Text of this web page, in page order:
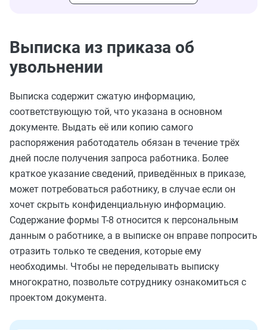
Выписка из приказа об
увольнении
Выписка содержит сжатую информацию,
соответствующую той, что указана в основном
документе. Выдать её или копию самого
распоряжения работодатель обязан в течение трёх
дней после получения запроса работника. Более
краткое указание сведений, приведённых в приказе,
может потребоваться работнику, в случае если он
хочет скрыть конфиденциальную информацию.
Содержание формы Т-8 относится к персональным
данным о работнике, а в выписке он вправе попросить
отразить только те сведения, которые ему
необходимы. Чтобы не переделывать выписку
многократно, позвольте сотруднику ознакомиться с
проектом документа.